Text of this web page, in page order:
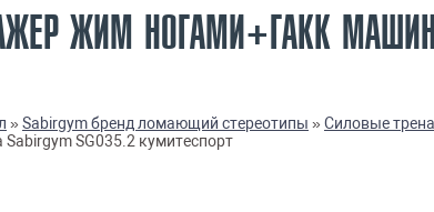
ЖИМ НОГАМИ+ГАКК МАШИНА
»Sabirgym бренд ломающий стереотипы »Силовые
SG035.2 кумитеспорт